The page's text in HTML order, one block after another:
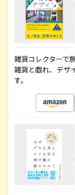
雑貨コレクターで
雑貨と戯れ、デザ
す。